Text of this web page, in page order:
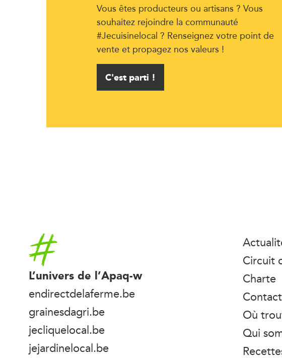
Vous êtes producteurs ou artisans ? Vous
souhaitez rejoindre la communauté
#Jecuisinelocal ? Renseignez votre point de
vente et propagez nos valeurs !
C'est parti !
Accueil
L’univers de l’Apaq-w
endirectdelaferme.be
grainesdagri.be
jecliquelocal.be
jejardinelocal.be
Circuit
Charte
Contact
Où
Qui